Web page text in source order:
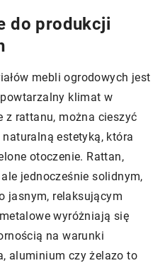
do produkcji
mebli ogrodowych jest
klimat w
z rattanu, można cieszyć
estetyką, która
otoczenie. Rattan,
jednocześnie solidnym,
jasnym, relaksującym
wyróżniają się
na warunki
aluminium czy żelazo to